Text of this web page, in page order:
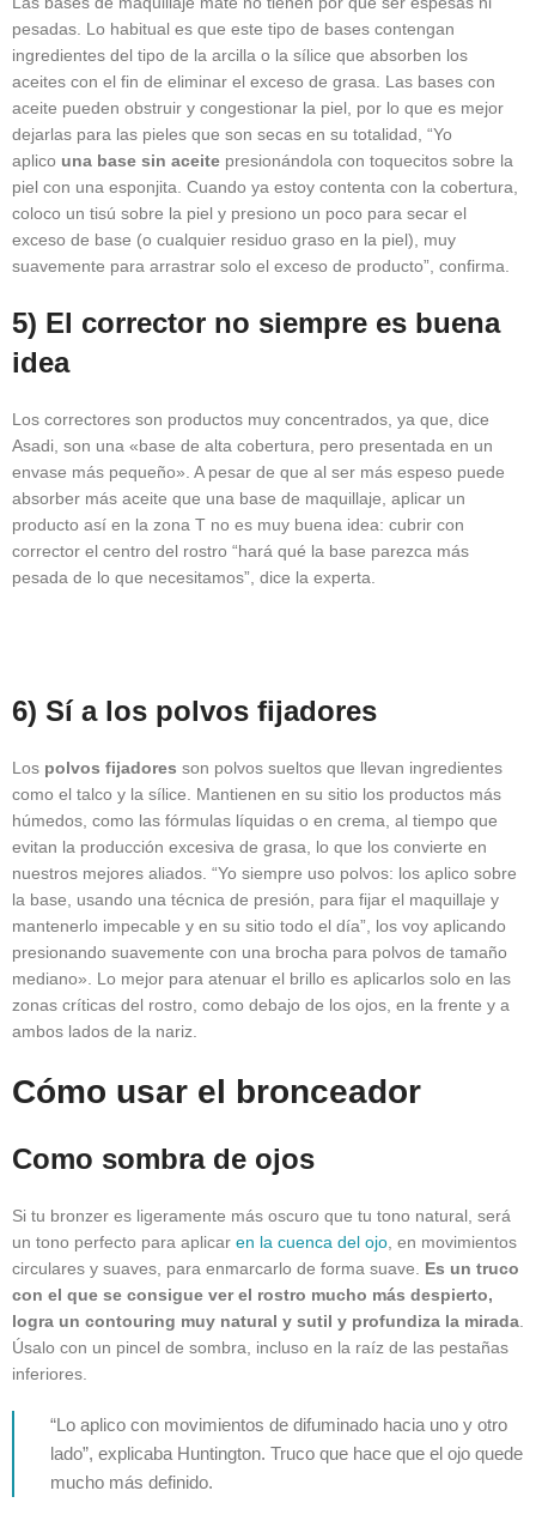
pesadas. Lo habitual es que este tipo de bases contengan
ingredientes del tipo de la arcilla o la sílice que absorben los
aceites con el fin de eliminar el exceso de grasa. Las bases con
aceite pueden obstruir y congestionar la piel, por lo que es mejor
dejarlas para las pieles que son secas en su totalidad, “Yo
aplico una base sin aceite presionándola con toquecitos sobre la
piel con una esponjita. Cuando ya estoy contenta con la cobertura,
coloco un tisú sobre la piel y presiono un poco para secar el
exceso de base (o cualquier residuo graso en la piel), muy
suavemente para arrastrar solo el exceso de producto”, confirma.
5) El corrector no siempre es buena
idea
Los correctores son productos muy concentrados, ya que, dice
Asadi, son una «base de alta cobertura, pero presentada en un
envase más pequeño». A pesar de que al ser más espeso puede
absorber más aceite que una base de maquillaje, aplicar un
producto así en la zona T no es muy buena idea: cubrir con
corrector el centro del rostro “hará qué la base parezca más
pesada de lo que necesitamos”, dice la experta.
6) Sí a los polvos fijadores
Los polvos fijadores son polvos sueltos que llevan ingredientes
como el talco y la sílice. Mantienen en su sitio los productos más
húmedos, como las fórmulas líquidas o en crema, al tiempo que
evitan la producción excesiva de grasa, lo que los convierte en
nuestros mejores aliados. “Yo siempre uso polvos: los aplico sobre
la base, usando una técnica de presión, para fijar el maquillaje y
mantenerlo impecable y en su sitio todo el día”, los voy aplicando
presionando suavemente con una brocha para polvos de tamaño
mediano». Lo mejor para atenuar el brillo es aplicarlos solo en las
zonas críticas del rostro, como debajo de los ojos, en la frente y a
ambos lados de la nariz.
Cómo usar el bronceador
Como sombra de ojos
Si tu bronzer es ligeramente más oscuro que tu tono natural, será
un tono perfecto para aplicar en la cuenca del ojo, en movimientos
circulares y suaves, para enmarcarlo de forma suave. Es un truco
con el que se consigue ver el rostro mucho más despierto,
logra un contouring muy natural y sutil y profundiza la mirada.
Úsalo con un pincel de sombra, incluso en la raíz de las pestañas
inferiores.
“Lo aplico con movimientos de difuminado hacia uno y otro
lado”, explicaba Huntington. Truco que hace que el ojo quede
mucho más definido.